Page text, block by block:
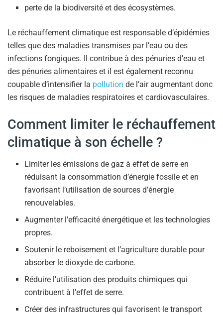
perte de la biodiversité et des écosystèmes.
Le réchauffement climatique est responsable d’épidémies
telles que des maladies transmises par l’eau ou des
infections fongiques. Il contribue à des pénuries d’eau et
des pénuries alimentaires et il est également reconnu
coupable d’intensifier la pollution de l’air augmentant donc
les risques de maladies respiratoires et cardiovasculaires.
Comment limiter le réchauffement
climatique à son échelle ?
Limiter les émissions de gaz à effet de serre en
réduisant la consommation d’énergie fossile et en
favorisant l’utilisation de sources d’énergie
renouvelables.
Augmenter l’efficacité énergétique et les technologies
propres.
Soutenir le reboisement et l’agriculture durable pour
absorber le dioxyde de carbone.
Réduire l’utilisation des produits chimiques qui
contribuent à l’effet de serre.
Créer des infrastructures qui favorisent le transport